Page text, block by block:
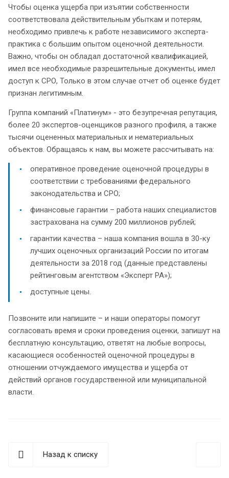
Чтобы оценка ущерба при изъятии собственности
соответствовала действительным убыткам и потерям,
необходимо привлечь к работе независимого эксперта-
практика с большим опытом оценочной деятельности.
Важно, чтобы он обладал достаточной квалификацией,
имел все необходимые разрешительные документы, имел
доступ к СРО, Только в этом случае отчет об оценке будет
признан легитимным.
Группа компаний «Платинум» - это безупречная репутация,
более 20 экспертов-оценщиков разного профиля, а также
тысячи оцененных материальных и нематериальных
объектов. Обращаясь к нам, вы можете рассчитывать на:
оперативное проведение оценочной процедуры в
соответствии с требованиями федерального
законодательства и СРО;
финансовые гарантии – работа наших специалистов
застрахована на сумму 200 миллионов рублей;
гарантии качества – наша компания вошла в 30-ку
лучших оценочных организаций России по итогам
деятельности за 2018 год (данные представлены
рейтинговым агентством «Эксперт РА»);
доступные цены.
Позвоните или напишите – и наши операторы помогут
согласовать время и сроки проведения оценки, запишут на
бесплатную консультацию, ответят на любые вопросы,
касающиеся особенностей оценочной процедуры в
отношении отчуждаемого имущества и ущерба от
действий органов государственной или муниципальной
власти.
Назад к списку